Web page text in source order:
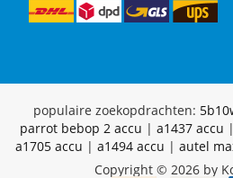
populaire zoekopdrachten:
parrot bebop 2 accu | a1437 accu |
a1705 accu | a1494 accu | autel
Copyright © 2026 by